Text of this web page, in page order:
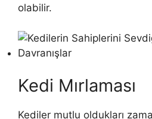
olabilir.
Kedi Mırlaması
Kediler mutlu oldukları